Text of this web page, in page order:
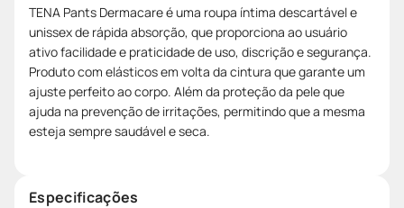
TENA Pants Dermacare é uma roupa íntima descartável e
unissex de rápida absorção, que proporciona ao usuário
ativo facilidade e praticidade de uso, discrição e segurança.
Produto com elásticos em volta da cintura que garante um
ajuste perfeito ao corpo. Além da proteção da pele que
ajuda na prevenção de irritações, permitindo que a mesma
esteja sempre saudável e seca.
Especificações